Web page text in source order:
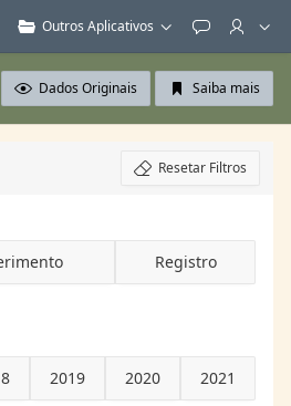
Outros Aplicativos Feedback
Dados Originais Saiba mais
Resetar Filtros
Registro
2019 2020 2021